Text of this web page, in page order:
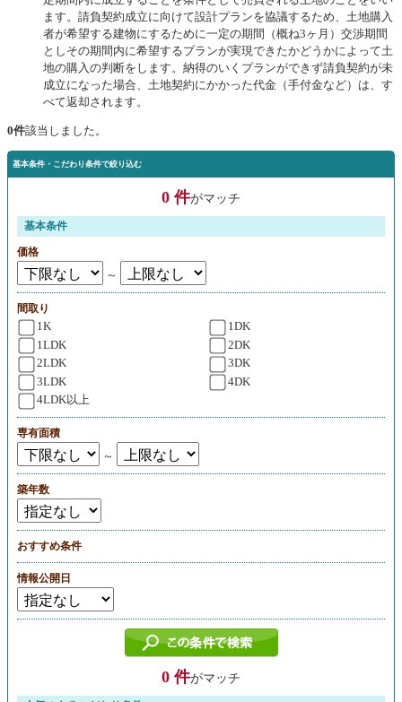
ます。請負契約成立に向けて設計プランを協議するため、土地購入
者が希望する建物にするために一定の期間（概ね3ヶ月）交渉期間
としその期間内に希望するプランが実現できたかどうかによって土
地の購入の判断をします。納得のいくプランができず請負契約が未
成立になった場合、土地契約にかかった代金（手付金など）は、す
べて返却されます。
0件該当しました。
基本条件・こだわり条件で絞り込む
0 件がマッチ
基本条件
価格
～
間取り
1K
1DK
1LDK
2DK
2LDK
3DK
3LDK
4DK
4LDK以上
専有面積
～
築年数
おすすめ条件
情報公開日
0 件がマッチ